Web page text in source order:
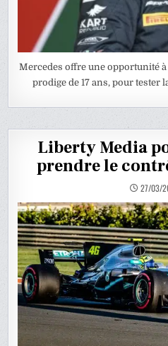
Mercedes offre une opportunité
prodige de 17 ans, pour tester
Liberty Media
prendre le
27/03/